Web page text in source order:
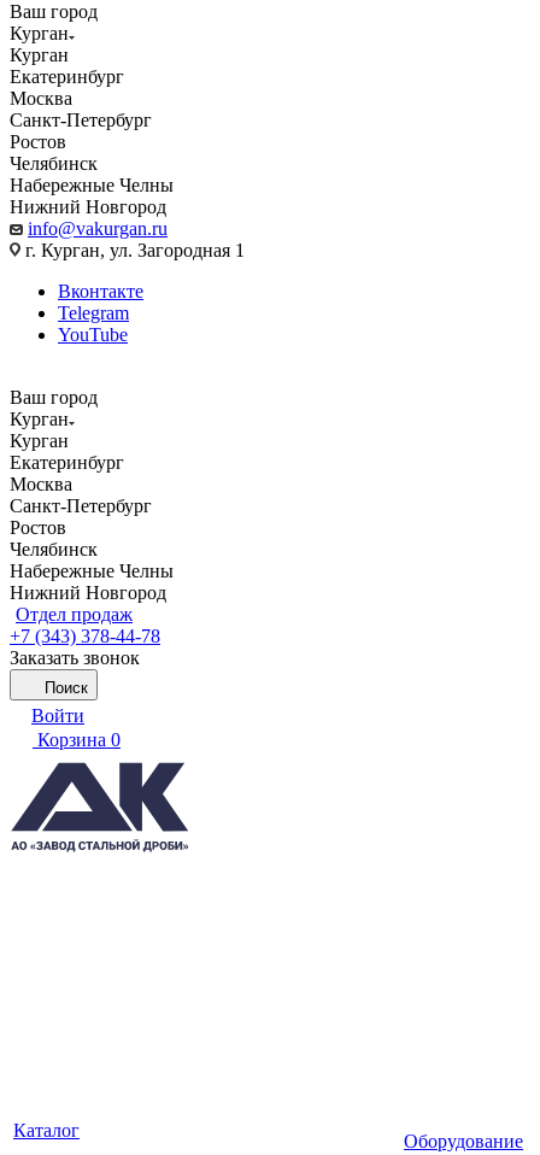
Ваш город
Курган
Курган
Екатеринбург
Москва
Санкт-Петербург
Ростов
Челябинск
Набережные Челны
Нижний Новгород
info@vakurgan.ru
г. Курган, ул. Загородная 1
Вконтакте
Telegram
YouTube
Ваш город
Курган
Курган
Екатеринбург
Москва
Санкт-Петербург
Ростов
Челябинск
Набережные Челны
Нижний Новгород
Отдел продаж
+7 (343) 378-44-78
Заказать звонок
Поиск
Войти
Корзина 0
Каталог
Оборудование